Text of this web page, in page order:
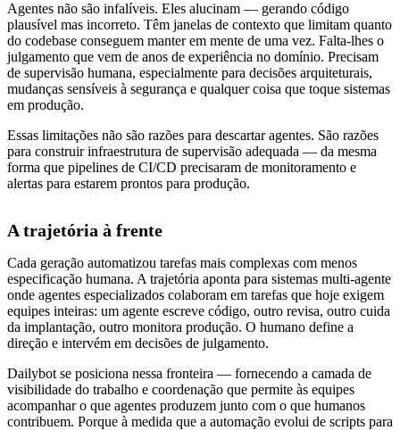
Agentes não são infalíveis. Eles alucinam — gerando código
plausível mas incorreto. Têm janelas de contexto que limitam quanto
do codebase conseguem manter em mente de uma vez. Falta-lhes o
julgamento que vem de anos de experiência no domínio. Precisam
de supervisão humana, especialmente para decisões arquiteturais,
mudanças sensíveis à segurança e qualquer coisa que toque sistemas
em produção.
Essas limitações não são razões para descartar agentes. São razões
para construir infraestrutura de supervisão adequada — da mesma
forma que pipelines de CI/CD precisaram de monitoramento e
alertas para estarem prontos para produção.
A trajetória à frente
Cada geração automatizou tarefas mais complexas com menos
especificação humana. A trajetória aponta para sistemas multi-agente
onde agentes especializados colaboram em tarefas que hoje exigem
equipes inteiras: um agente escreve código, outro revisa, outro cuida
da implantação, outro monitora produção. O humano define a
direção e intervém em decisões de julgamento.
Dailybot se posiciona nessa fronteira — fornecendo a camada de
visibilidade do trabalho e coordenação que permite às equipes
acompanhar o que agentes produzem junto com o que humanos
contribuem. Porque à medida que a automação evolui de scripts para